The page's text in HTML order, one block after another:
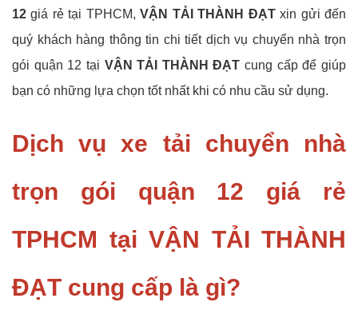
12 giá rẻ tại TPHCM,VẬN TẢI THÀNH ĐẠTxin gửi đến
quý khách hàng thông tin chi tiết dịch vụ chuyển nhà trọn
gói quận 12 tại VẬN TẢI THÀNH ĐẠT cung cấp để giúp
bạn có những lựa chọn tốt nhất khi có nhu cầu sử dụng.
Dịch vụ xe tải chuyển nhà
trọn gói quận 12 giá rẻ
TPHCM tại VẬN TẢI THÀNH
ĐẠT cung cấp là gì?